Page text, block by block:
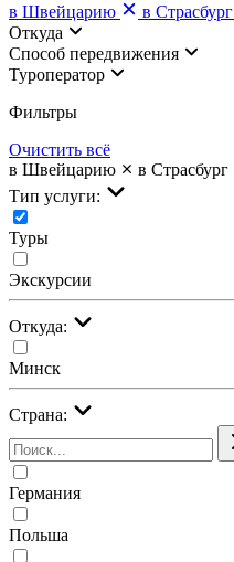
в Швейцарию
в Страсбург
Откуда
Cпособ передвижения
Туроператор
Фильтры
Очистить всё
в Швейцарию
в Страсбург
Тип услуги:
Туры
Экскурсии
Откуда:
Минск
Страна:
Германия
Польша